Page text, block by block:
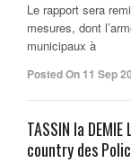
Le rapport sera
mesures, dont
municipaux à
Posted On 11 Sep
TASSIN la
country des